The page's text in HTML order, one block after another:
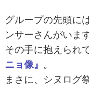
グループの先頭に
ンサーさんがいます
その手に抱えられ
ニョ像』 。
まさに、シヌログ